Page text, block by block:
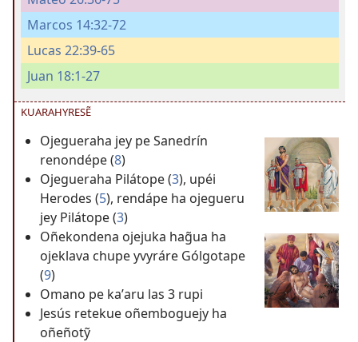
Marcos 14:32-72
Lucas 22:39-65
Juan 18:1-27
KUARAHYRESẼ
Ojegueraha jey pe Sanedrín
renondépe (8)
Ojegueraha Pilátope (3), upéi
Herodes (5), rendápe ha ojegueru
jey Pilátope (3)
Oñekondena ojejuka hag̃ua ha
ojeklava chupe yvyráre Gólgotape
(9)
Omano pe kaʼaru las 3 rupi
Jesús retekue oñemboguejy ha
oñeñotỹ